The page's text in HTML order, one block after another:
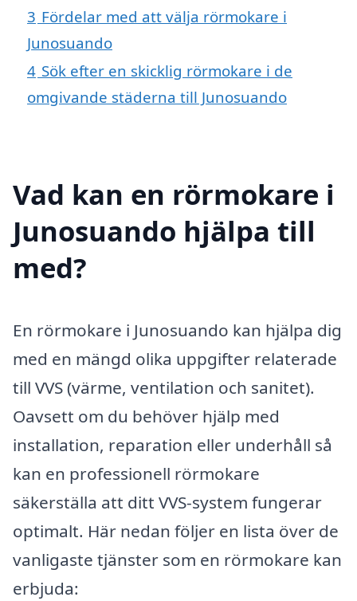
3 Fördelar med att välja rörmokare i
Junosuando
4 Sök efter en skicklig rörmokare i de
omgivande städerna till Junosuando
Vad kan en rörmokare i
Junosuando hjälpa till
med?
En rörmokare i Junosuando kan hjälpa dig
med en mängd olika uppgifter relaterade
till VVS (värme, ventilation och sanitet).
Oavsett om du behöver hjälp med
installation, reparation eller underhåll så
kan en professionell rörmokare
säkerställa att ditt VVS-system fungerar
optimalt. Här nedan följer en lista över de
vanligaste tjänster som en rörmokare kan
erbjuda: